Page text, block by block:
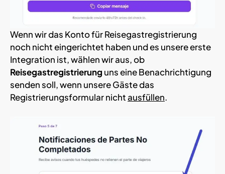
Wenn wir das Konto für Reisegastregistrierung
noch nicht eingerichtet haben und es unsere erste
Integration ist, wählen wir aus, ob
Reisegastregistrierung uns eine Benachrichtigung
senden soll, wenn unsere Gäste das
Registrierungsformular nichtausfüllen.